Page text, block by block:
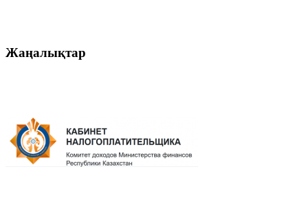
Жаңалықтар